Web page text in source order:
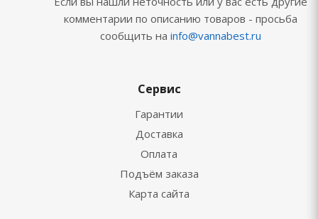
комментарии по описанию товаров - просьба
сообщить на info@vannabest.ru
Сервис
Гарантии
Доставка
Оплата
Подъём заказа
Карта сайта